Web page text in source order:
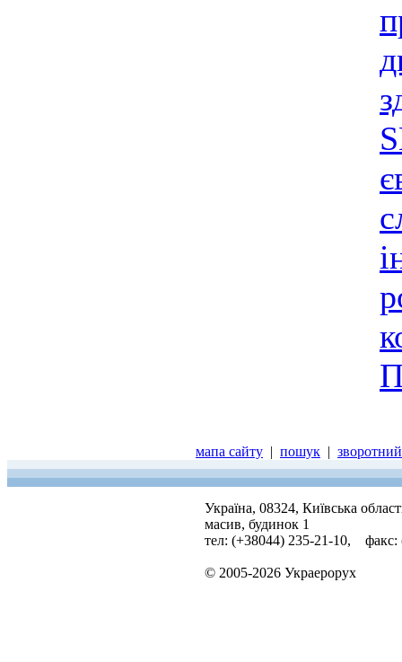
мапа сайту | пошук |
Україна, 08324, Київська
масив, будинок 1
тел: (+38044) 235-21-10, факс:
© 2005-2026 Украерорух